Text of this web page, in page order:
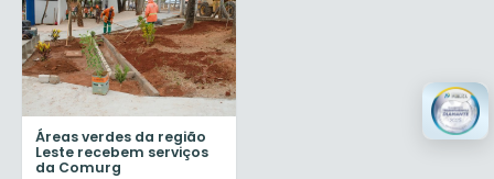
Áreas verdes da região
Leste recebem serviços
da Comurg